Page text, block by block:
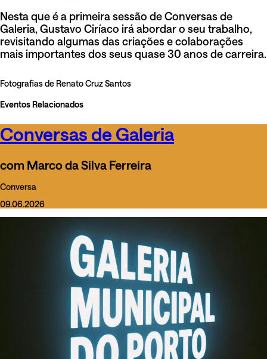
Nesta que é a primeira sessão de Conversas de
Galeria, Gustavo Ciríaco irá abordar o seu trabalho,
revisitando algumas das criações e colaborações
mais importantes dos seus quase 30 anos de carreira.
Fotografias de Renato Cruz Santos
Eventos Relacionados
Conversas de Galeria
com Marco da Silva Ferreira
Conversa
09.06.2026